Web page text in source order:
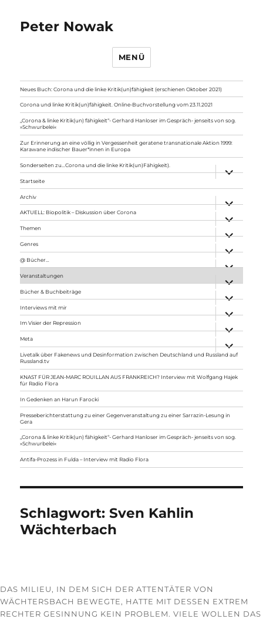
Peter Nowak
MENÜ
Neues Buch: Corona und die linke Kritik(un)fähigkeit (erschienen Oktober 2021)
Corona und linke Kritik(un)fähigkeit. Online-Buchvorstellung vom 23.11.2021
„Corona & linke Kritik(un) fähigkeit“- Gerhard Hanloser im Gespräch- jenseits von sog.
»Schwurbelei«
Zur Erinnerung an eine völlig in Vergessenheit geratene transnationale Aktion 1999:
Karawane indischer Bauer*innen in Europa
Sonderseiten zu…Corona und die linke Kritik(un)Fähigkeit).
anzeigen
Startseite
Archiv
anzeigen
AKTUELL: Biopolitik – Diskussion über Corona
anzeigen
Themen
anzeigen
Genres
anzeigen
@ Bücher…
Veranstaltungen
anzeigen
Bücher & Buchbeiträge
anzeigen
Interviews mit mir
anzeigen
Im Visier der Repression
anzeigen
Meta
anzeigen
Livetalk über Fakenews und Desinformation zwischen Deutschland und Russland auf
Russland.tv
KNAST FÜR JEAN-MARC ROUILLAN AUS FRANKREICH? Interview mit Wolfgang Hajek
für Radio Flora
In Gedenken an Harun Farocki
Presseberichterstattung zu einer Gegenveranstaltung zu einer Sarrazin-Lesung in
Gera
„Corona & linke Kritik(un) fähigkeit“- Gerhard Hanloser im Gespräch- jenseits von sog.
»Schwurbelei«
Antifa-Prozess in Fulda – Interview mit Radio Flora
Schlagwort:Sven Kahlin
Wächterbach
DAS MILIEU, IN DEM SICH DER ATTENTÄTER VON
WÄCHTERSBACH BEWEGTE, HATTE MIT DESSEN EXTREM
RECHTER GESINNUNG KEIN PROBLEM. VIELE WOLLEN DAS